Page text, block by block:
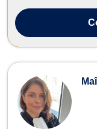
la fois stra...